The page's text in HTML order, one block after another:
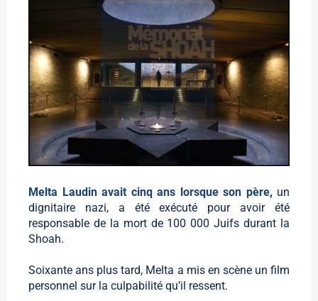
Melta Laudin avait cinq ans lorsque son père, un
dignitaire nazi, a été exécuté pour avoir été
responsable de la mort de 100 000 Juifs durant la
Shoah.
Soixante ans plus tard, Melta a mis en scène un film
personnel sur la culpabilité qu’il ressent.